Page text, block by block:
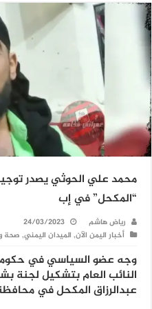
محمد علي الحوثي يصدر
“المكحل” في إب
رياض هاشم
24/03/2023
أخبار اليمن الآن, الميدان اليمني, صحة
وجه عضو السياسي في
النائب العام بتشكيل لجنة
عبدالرزاق المكحل في